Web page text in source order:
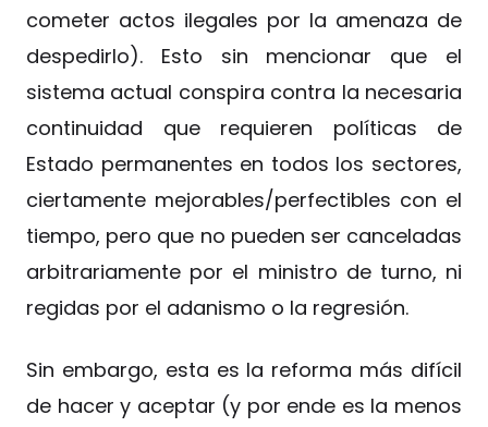
cometer actos ilegales por la amenaza de
despedirlo). Esto sin mencionar que el
sistema actual conspira contra la necesaria
continuidad que requieren políticas de
Estado permanentes en todos los sectores,
ciertamente mejorables/perfectibles con el
tiempo, pero que no pueden ser canceladas
arbitrariamente por el ministro de turno, ni
regidas por el adanismo o la regresión.
Sin embargo, esta es la reforma más difícil
de hacer y aceptar (y por ende es la menos